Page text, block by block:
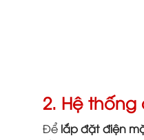
2. Hệ
Để lắp đặt điện